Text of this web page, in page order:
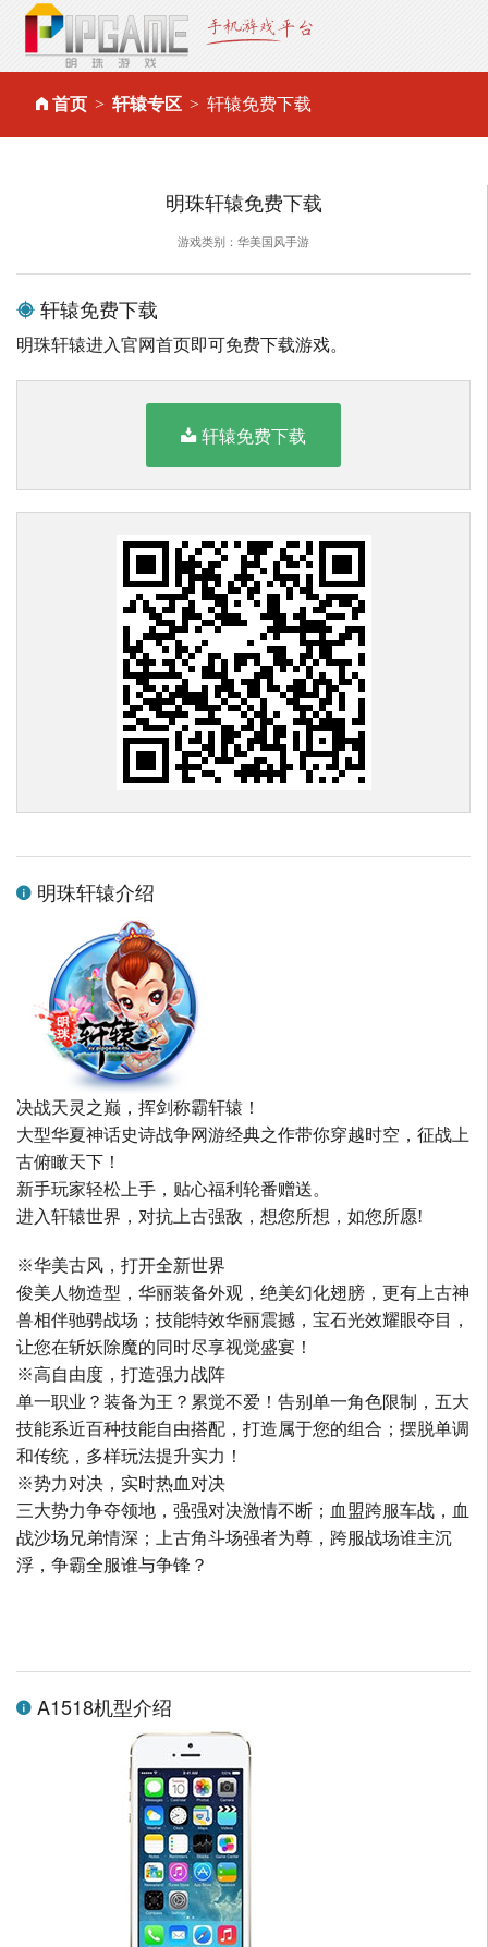
首页 轩辕专区 轩辕免费下载
明珠轩辕免费下载
游戏类别：华美国风手游
轩辕免费下载
明珠轩辕进入官网首页即可免费下载游戏。
轩辕免费下载
明珠轩辕介绍
决战天灵之巅，挥剑称霸轩辕！
大型华夏神话史诗战争网游经典之作带你穿越时空，征战上
古俯瞰天下！
新手玩家轻松上手，贴心福利轮番赠送。
进入轩辕世界，对抗上古强敌，想您所想，如您所愿!
※华美古风，打开全新世界
俊美人物造型，华丽装备外观，绝美幻化翅膀，更有上古神
兽相伴驰骋战场；技能特效华丽震撼，宝石光效耀眼夺目，
让您在斩妖除魔的同时尽享视觉盛宴！
※高自由度，打造强力战阵
单一职业？装备为王？累觉不爱！告别单一角色限制，五大
技能系近百种技能自由搭配，打造属于您的组合；摆脱单调
和传统，多样玩法提升实力！
※势力对决，实时热血对决
三大势力争夺领地，强强对决激情不断；血盟跨服车战，血
战沙场兄弟情深；上古角斗场强者为尊，跨服战场谁主沉
浮，争霸全服谁与争锋？
A1518机型介绍